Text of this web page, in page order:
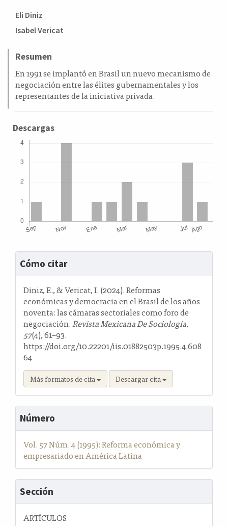
Contenido
principal
artículo
Eli Diniz
Isabel Vericat
Resumen
En 1991 se implantó en Brasil un nuevo mecanismo de
negociación entre las élites gubernamentales y los
representantes de la iniciativa privada.
Descargas
Detalles
del
artículo
Cómo citar
Diniz, E., & Vericat, I. (2024). Reformas
económicas y democracia en el Brasil de los años
noventa: las cámaras sectoriales como foro de
negociación.Revista Mexicana De Sociología,
57(4), 61–93.
https://doi.org/10.22201/iis.01882503p.1995.4.608
64
Más formatos de cita Descargar cita
Número
Vol. 57 Núm. 4 (1995): Reforma económica y
empresariado en América Latina
Sección
ARTÍCULOS